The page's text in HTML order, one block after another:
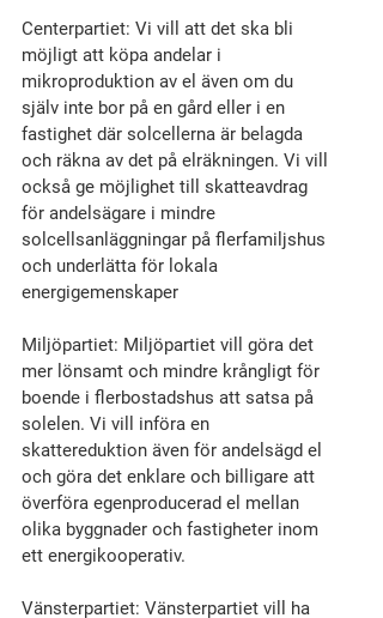
Centerpartiet: Vi vill att det ska bli
möjligt att köpa andelar i
mikroproduktion av el även om du
själv inte bor på en gård eller i en
fastighet där solcellerna är belagda
och räkna av det på elräkningen. Vi vill
också ge möjlighet till skatteavdrag
för andelsägare i mindre
solcellsanläggningar på flerfamiljshus
och underlätta för lokala
energigemenskaper
Miljöpartiet: Miljöpartiet vill göra det
mer lönsamt och mindre krångligt för
boende i flerbostadshus att satsa på
solelen. Vi vill införa en
skattereduktion även för andelsägd el
och göra det enklare och billigare att
överföra egenproducerad el mellan
olika byggnader och fastigheter inom
ett energikooperativ.
Vänsterpartiet: Vänsterpartiet vill ha